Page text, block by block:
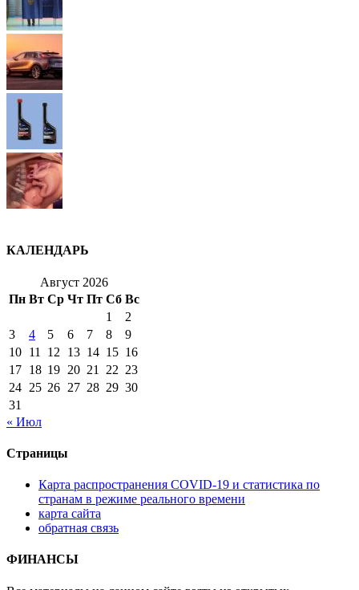
КАЛЕНДАРЬ
Август 2026
Пн Вт Ср Чт Пт Сб Вс
1
2
3
4 5 6 7 8
9
10 11 12 13 14 15 16
17 18 19 20 21 22 23
24 25 26 27 28 29 30
31
« Июл
Страницы
Карта распространения COVID-19 и статистика по
странам в режиме реального времени
карта сайта
обратная связь
ФИНАНСЫ